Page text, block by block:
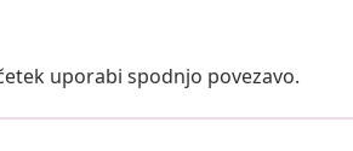
uporabi spodnjo povezavo.